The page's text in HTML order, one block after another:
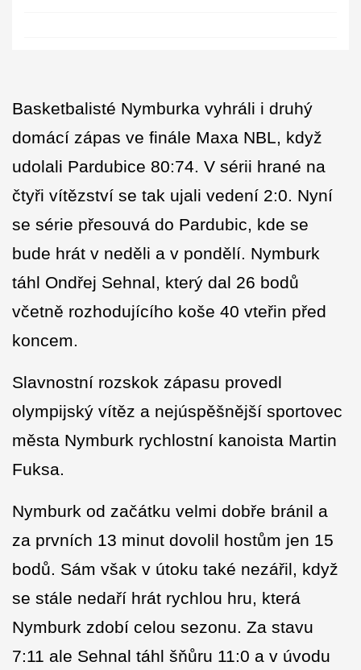
Basketbalisté Nymburka vyhráli i druhý
domácí zápas ve finále Maxa NBL, když
udolali Pardubice 80:74. V sérii hrané na
čtyři vítězství se tak ujali vedení 2:0. Nyní
se série přesouvá do Pardubic, kde se
bude hrát v neděli a v pondělí. Nymburk
táhl Ondřej Sehnal, který dal 26 bodů
včetně rozhodujícího koše 40 vteřin před
koncem.
Slavnostní rozskok zápasu provedl
olympijský vítěz a nejúspěšnější sportovec
města Nymburk rychlostní kanoista Martin
Fuksa.
Nymburk od začátku velmi dobře bránil a
za prvních 13 minut dovolil hostům jen 15
bodů. Sám však v útoku také nezářil, když
se stále nedaří hrát rychlou hru, která
Nymburk zdobí celou sezonu. Za stavu
7:11 ale Sehnal táhl šňůru 11:0 a v úvodu